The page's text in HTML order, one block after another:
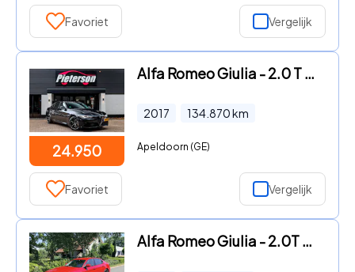
Favoriet Vergelijk
24.950
Alfa Romeo Giulia - 2.0 T AWD Q4 VELOCE H&K ACC MEMORY XENON
2017 134.870km
Apeldoorn (GE)
Favoriet Vergelijk
Alfa Romeo Giulia - 2.0T Q2 Veloce 310PK Automaat•Leder•Navi